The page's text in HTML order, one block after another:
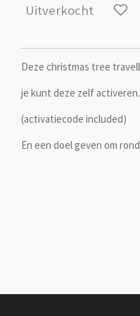
Uitverkocht
Deze christmas tree
je kunt deze zelf activeren.
(activatiecode included)
En een doel geven om